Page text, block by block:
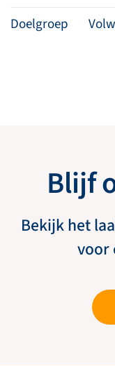
Doelgroep
Blijf
Bekijk het
voor